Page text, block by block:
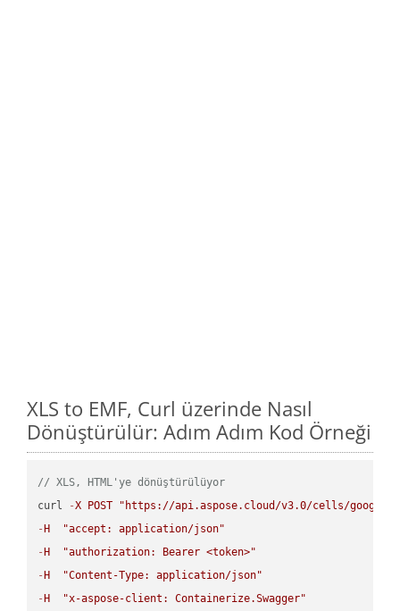
XLS to EMF, Curl üzerinde Nasıl
Dönüştürülür: Adım Adım Kod Örneği
// XLS, HTML'ye dönüştürülüyor
curl
-X POST
"https://api.aspose.cloud/v3.0/cells/
- H
"accept: application/json"
- H
"authorization: Bearer <token>"
- H
"Content-Type: application/json"
- H
"x-aspose-client: Containerize.Swagger"